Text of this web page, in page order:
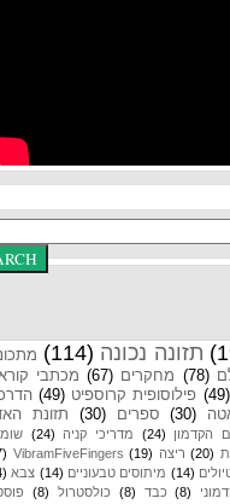
(114) מתכונים
(67) מכתבי קוראים
קרוספיט (49) הדרכות
(30)
תזונת האדם
מדריכי קניה (24)
שומנים
VibramFiveFingers
(17)
טבעוניים (14) צבא (14)
(8) כולסטרול (8)
פוסטים